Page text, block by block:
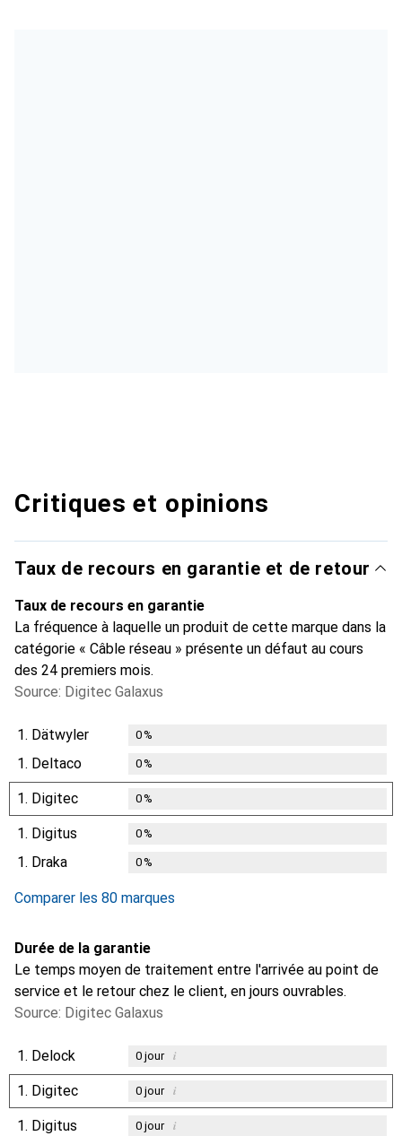
Critiques et opinions
Taux de recours en garantie et de retour
Taux de recours en garantie
La fréquence à laquelle un produit de cette marque dans la
catégorie « Câble réseau » présente un défaut au cours
des 24 premiers mois.
Source: Digitec Galaxus
1. Dätwyler 0%
1. Deltaco 0%
1. Digitec 0%
1. Digitus 0%
1. Draka 0%
Comparer les 80 marques
Durée de la garantie
Le temps moyen de traitement entre l'arrivée au point de
service et le retour chez le client, en jours ouvrables.
Source: Digitec Galaxus
1. Delock 0jour i
1. Digitec 0jour i
1. Digitus 0jour i